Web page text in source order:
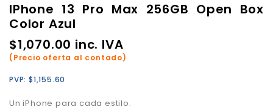
IPhone 13 Pro Max 256GB Open Box
Color Azul
$1,070.00 inc. IVA
(Precio oferta al contado)
PVP: $1,155.60
Un iPhone para cada estilo.